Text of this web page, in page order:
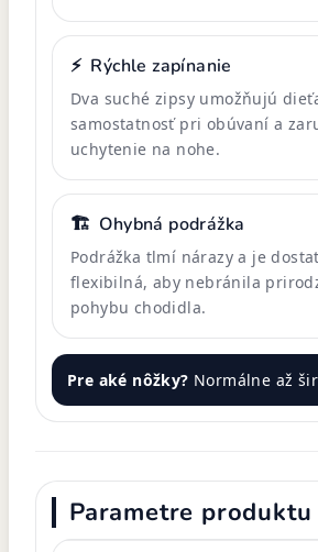
⚡ Rýchle zapínanie
Dva suché zipsy umožňujú
samostatnosť pri obúvaní a
uchytenie na nohe.
🏗️ Ohybná podrážka
Podrážka tlmí nárazy a je
flexibilná, aby nebránila
pohybu chodidla.
Pre aké nôžky? Normálne až
Parametre produktu